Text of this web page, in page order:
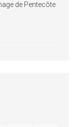
de Pentecôte